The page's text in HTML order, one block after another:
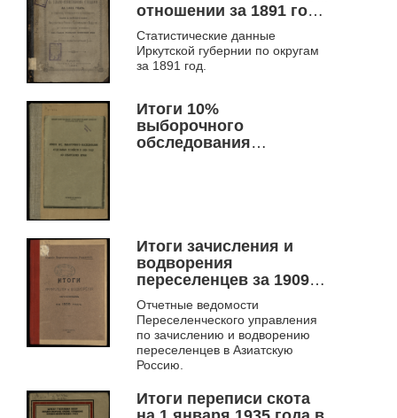
отношении за 1891 год,
по сведениям,
полученным от
корреспондентов
Статистические данные
Иркутской губернии по округам
за 1891 год.
Итоги 10%
выборочного
обследования
Итоги зачисления и
водворения
переселенцев за 1909
год.
Отчетные ведомости
Переселенческого управления
по зачислению и водворению
переселенцев в Азиатскую
Россию.
Итоги переписи скота